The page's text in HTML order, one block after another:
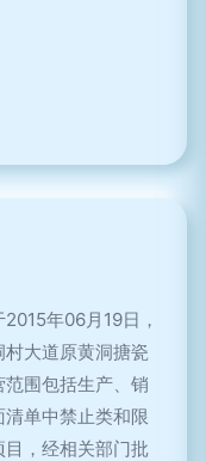
年06月19日，
大道原黄洞搪瓷
围包括生产、销
单中禁止类和限
，经相关部门批